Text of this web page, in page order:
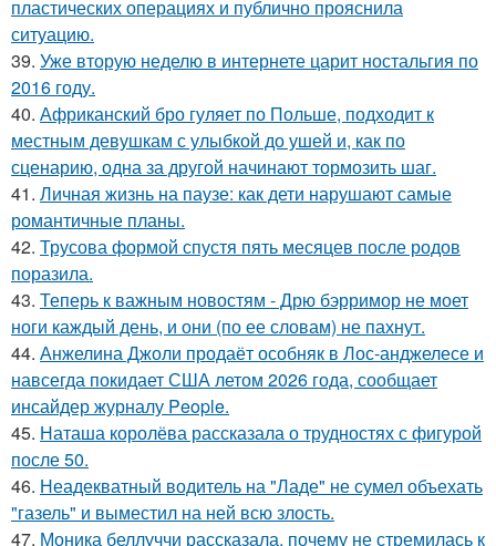
пластических операциях и публично прояснила
ситуацию.
39. Уже вторую неделю в интернете царит ностальгия по
2016 году.
40. Африканский бро гуляет по Польше, подходит к
местным девушкам с улыбкой до ушей и, как по
сценарию, одна за другой начинают тормозить шаг.
41. Личная жизнь на паузе: как дети нарушают самые
романтичные планы.
42. Трусова формой спустя пять месяцев после родов
поразила.
43. Теперь к важным новостям - Дрю бэрримор не моет
ноги каждый день, и они (по ее словам) не пахнут.
44. Анжелина Джоли продаёт особняк в Лос-анджелесе и
навсегда покидает США летом 2026 года, сообщает
инсайдер журналу People.
45. Наташа королёва рассказала о трудностях с фигурой
после 50.
46. Неадекватный водитель на "Ладе" не сумел объехать
"газель" и выместил на ней всю злость.
47. Моника беллуччи рассказала, почему не стремилась к